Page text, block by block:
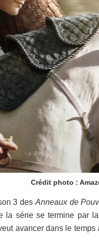
Crédit photo :
3 des Anneaux de
la série se termine par
avancer dans le